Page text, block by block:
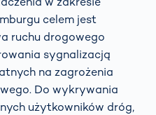
celem jest
ruchu drogowego
sygnalizacją
na zagrożenia
Do wykrywania
użytkowników dróg,